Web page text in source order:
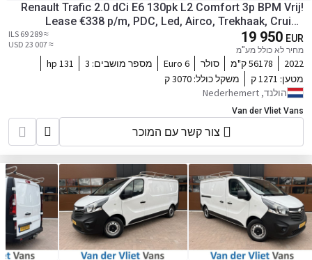
Renault Trafic 2.0 dCi E6 130pk L2 Comfort 3p BPM Vrij!
Lease €338 p/m, PDC, Led, Airco, Trekhaak, Cruise
controle.
19 950 EUR
מחיר לא כולל מע"מ
≈ 69 289 ILS
≈ 23 007 USD
2022 56178 ק"מ סולר Euro 6 מספר מושבים: 3
131 hp
מטען: 1271 ק משקל כולל: 3070 ק
הולנד, Nederhemert
Van der Vliet Vans
צור קשר עם המוכר